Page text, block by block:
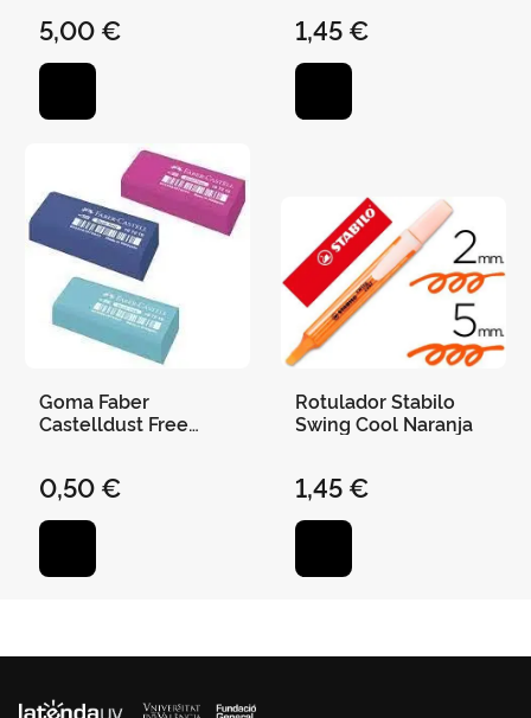
5,00 € 1,45 €
Goma Faber
Castelldust Free
0,50 €
Rotulador Stabilo
Swing Cool Naranja
1,45 €